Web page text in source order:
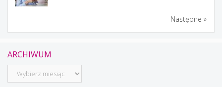
Następne »
ARCHIWUM
Archiwum